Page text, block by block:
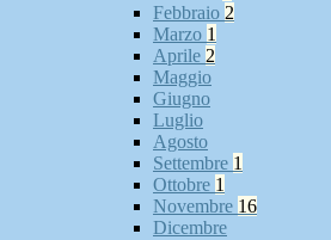
Febbraio 2
Marzo 1
Aprile 2
Maggio
Giugno
Luglio
Agosto
Settembre 1
Ottobre 1
Novembre 16
Dicembre